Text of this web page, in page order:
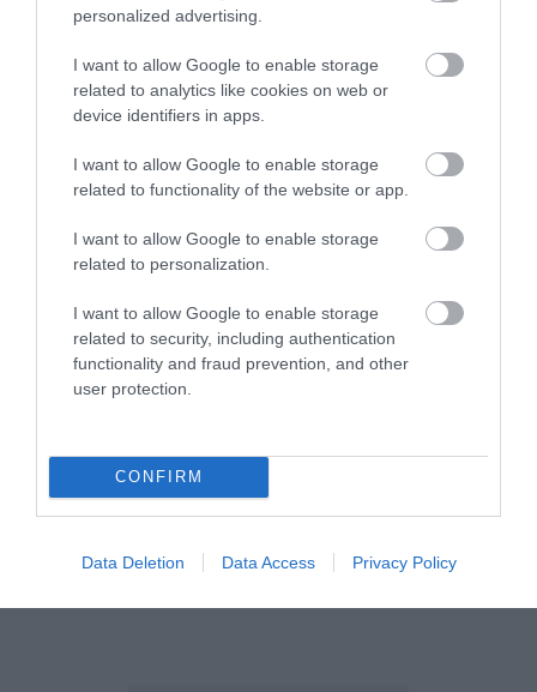
personalized advertising.
I want to allow Google to enable storage
related to analytics like cookies on web or
device identifiers in apps.
I want to allow Google to enable storage
related to functionality of the website or app.
I want to allow Google to enable storage
related to personalization.
I want to allow Google to enable storage
related to security, including authentication
functionality and fraud prevention, and other
user protection.
CONFIRM
Data Deletion Data Access Privacy Policy